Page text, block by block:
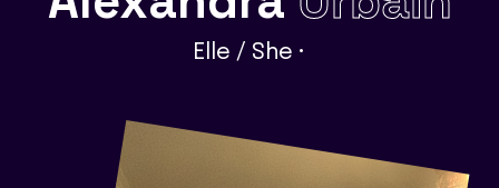
Elle / She •